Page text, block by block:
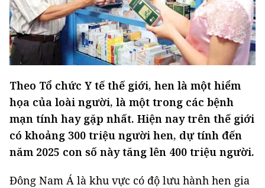
Theo Tổ chức Y tế thế giới, hen là một hiểm
họa của loài người, là một trong các bệnh
mạn tính hay gặp nhất. Hiện nay trên thế giới
có khoảng 300 triệu người hen, dự tính đến
năm 2025 con số này tăng lên 400 triệu người.
Đông Nam Á là khu vực có độ lưu hành hen gia